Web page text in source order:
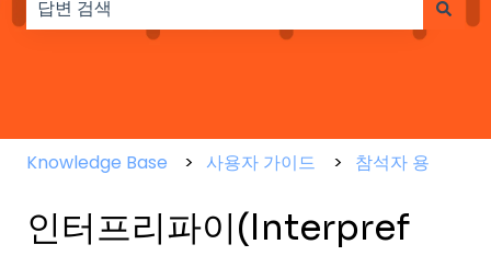
검색 필드가 비어 있으므로 제안 사항이 없습니다.
Knowledge Base 사용자 가이드 참석자 용
인터프리파이(Interpref